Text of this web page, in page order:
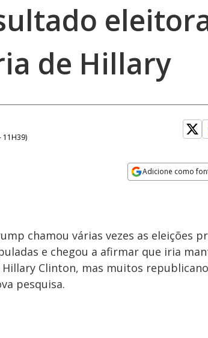
de Hillary
11H39)
Adicione como
chamou várias vezes as eleições
e chegou a afirmar que iria
Clinton, mas muitos
pesquisa.